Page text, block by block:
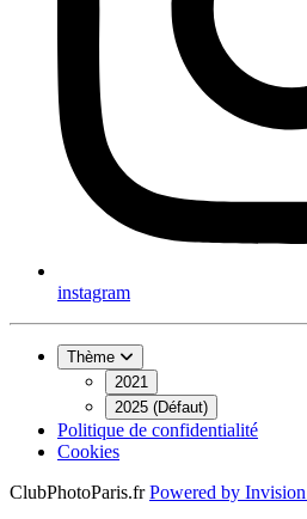
instagram
Thème
2021
2025 (Défaut)
Politique de confidentialité
Cookies
ClubPhotoParis.fr Powered by